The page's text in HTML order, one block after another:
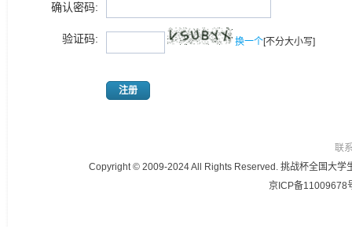
确认密码:
验证码: 换一个[不分大小写]
注册
联
Copyright © 2009-2024 All Rights Reserved. 挑战杯全国大学
京ICP备11009678